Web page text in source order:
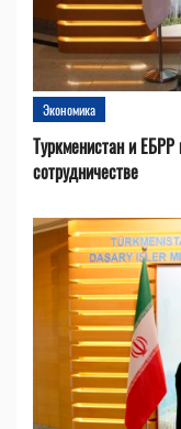
Экономика
Туркменистан и
сотрудничестве